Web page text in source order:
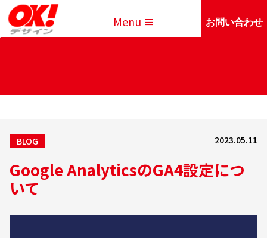
Menu お問い合わせ
BLOG 2023.05.11
Google AnalyticsのGA4設定につ
いて